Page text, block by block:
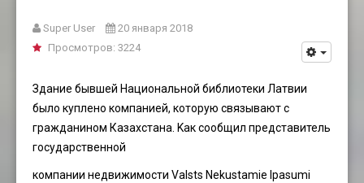
Super User
20 января 2018
Просмотров: 3224
Здание бывшей Национальной библиотеки Латвии
было куплено компанией, которую связывают с
гражданином Казахстана. Kак сообщил представитель
государственной
компании недвижимости Valsts Nekustamie Ipasumi